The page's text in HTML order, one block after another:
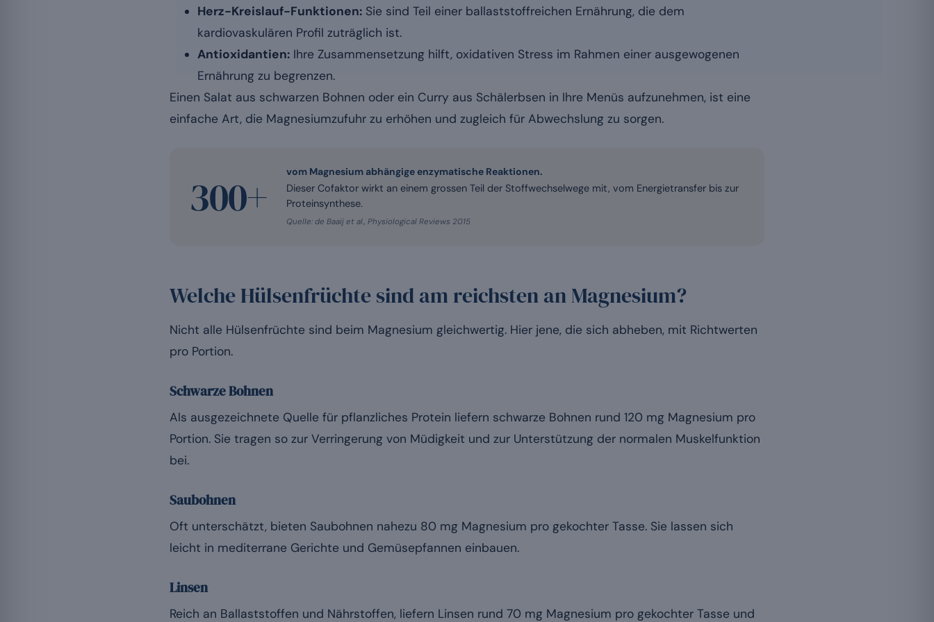
Herz-Kreislauf-Funktionen: Sie sind Teil einer ballaststoffreichen Ernährung, die dem
kardiovaskulären Profil zuträglich ist.
Antioxidantien: Ihre Zusammensetzung hilft, oxidativen Stress im Rahmen einer ausgewogenen
Ernährung zu begrenzen.
Einen Salat aus schwarzen Bohnen oder ein Curry aus Schälerbsen in Ihre Menüs aufzunehmen, ist eine
einfache Art, die Magnesiumzufuhr zu erhöhen und zugleich für Abwechslung zu sorgen.
300+
vom Magnesium abhängige enzymatische Reaktionen.
Dieser Cofaktor wirkt an einem grossen Teil der Stoffwechselwege mit, vom Energietransfer bis zur
Proteinsynthese.
Quelle: de Baaij et al., Physiological Reviews 2015
Welche Hülsenfrüchte sind am reichsten an Magnesium?
Nicht alle Hülsenfrüchte sind beim Magnesium gleichwertig. Hier jene, die sich abheben, mit Richtwerten
pro Portion.
Schwarze Bohnen
Als ausgezeichnete Quelle für pflanzliches Protein liefern schwarze Bohnen rund 120 mg Magnesium pro
Portion. Sie tragen so zur Verringerung von Müdigkeit und zur Unterstützung der normalen Muskelfunktion
bei.
Saubohnen
Oft unterschätzt, bieten Saubohnen nahezu 80 mg Magnesium pro gekochter Tasse. Sie lassen sich
leicht in mediterrane Gerichte und Gemüsepfannen einbauen.
Linsen
Reich an Ballaststoffen und Nährstoffen, liefern Linsen rund 70 mg Magnesium pro gekochter Tasse und